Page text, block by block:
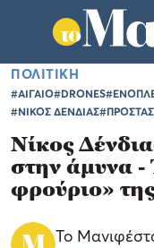
ΠΟΛΙΤΙΚΗ
#ΑΙΓΑΙΟ#DRONES
#ΝΙΚΟΣ ΔΕΝΔΙΑΣ
Νίκος
στην άμυνα -
φρούριο»
Το